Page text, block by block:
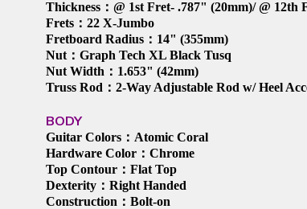
Thickness：@ 1st Fret- .787" (20mm)/ @ 12th
Frets：22 X-Jumbo
Fretboard Radius：14" (355mm)
Nut：Graph Tech XL Black Tusq
Nut Width：1.653" (42mm)
Truss Rod：2-Way Adjustable Rod w/ Heel
BODY
Guitar Colors：Atomic Coral
Hardware Color：Chrome
Top Contour：Flat Top
Dexterity：Right Handed
Construction：Bolt-on